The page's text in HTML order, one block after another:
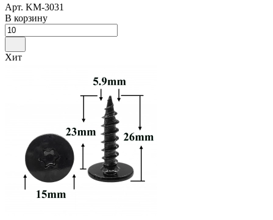
Арт. KM-3031
В корзину
Хит